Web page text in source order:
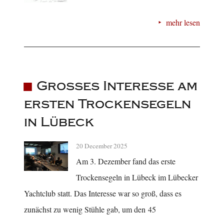
mehr lesen
Großes Interesse am
ersten Trockensegeln
in Lübeck
20 December 2025
Am 3. Dezember fand das erste
Trockensegeln in Lübeck im Lübecker
Yachtclub statt. Das Interesse war so groß, dass es
zunächst zu wenig Stühle gab, um den 45